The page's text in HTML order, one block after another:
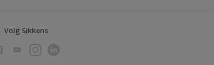
Volg Sikkens